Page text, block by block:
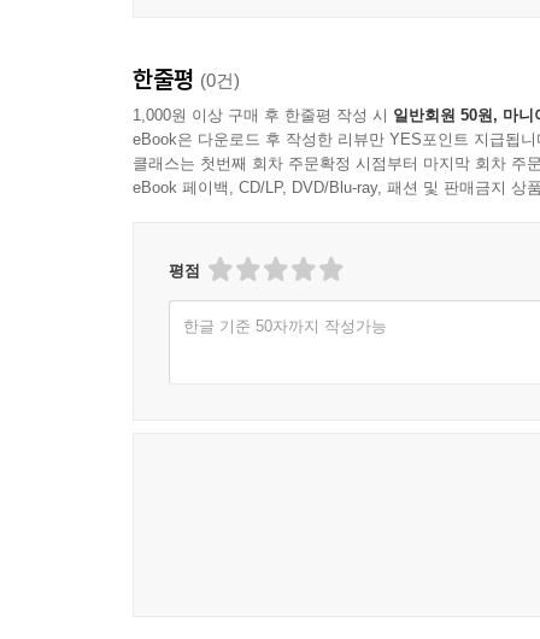
한줄평 (0건)
1,000원 이상 구매 후 한줄평 작성 시 일반회원 50원, 마니
eBook은 다운로드 후 작성한 리뷰만 YES포인트 지급됩니
클래스는 첫번째 회차 주문확정 시점부터 마지막 회차 주
eBook 페이백, CD/LP, DVD/Blu-ray, 패션 및 판매금지 상
평점
한글 기준 50자까지 작성가능